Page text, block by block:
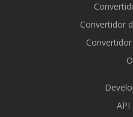
Convertidor
API